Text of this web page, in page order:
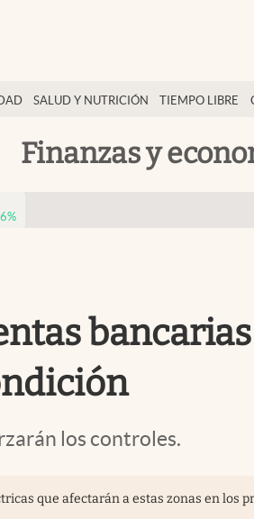
SALUD Y NUTRICIÓN TIEMPO LIBRE
Finanzas y
%
los controles.
que afectarán a estas zonas en los